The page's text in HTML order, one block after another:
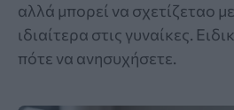
αλλά μπορεί να σχετίζεταο
ιδιαίτερα στις γυναίκες.
πότε να ανησυχήσετε.